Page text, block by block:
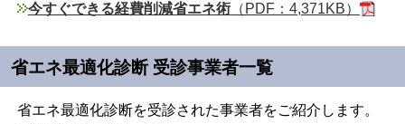
今すぐできる経費削減省エネ術（PDF：4,371KB）
省エネ最適化診断 受診事業者一覧
省エネ最適化診断を受診された事業者をご紹介します。